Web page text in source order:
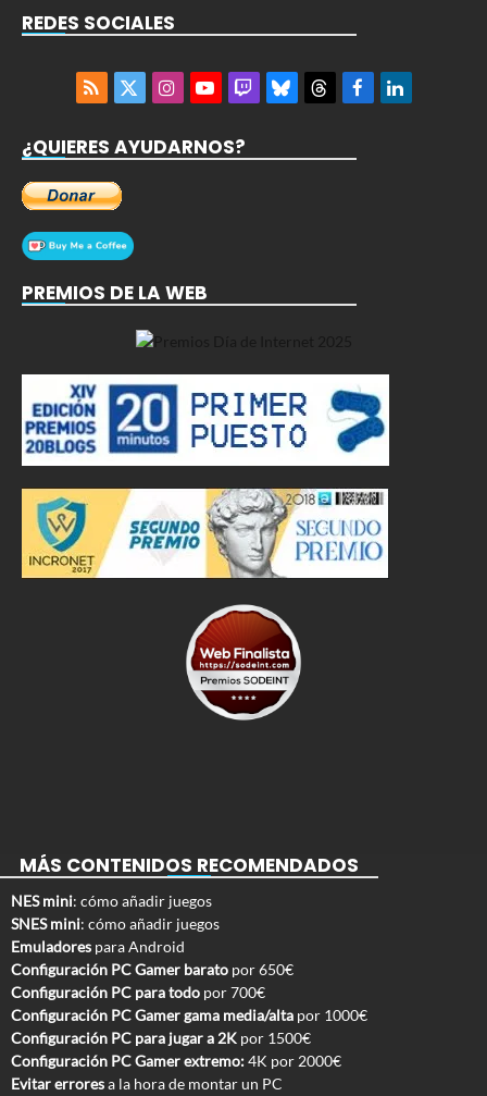
REDES SOCIALES
RSS
X
InstagramYouTubeTwitchBlueskyThreadsFacebookLinkedIn
¿QUIERES AYUDARNOS?
PREMIOS DE LA WEB
MÁS CONTENIDOS RECOMENDADOS
NES mini: cómo añadir juegos
SNES mini: cómo añadir juegos
Emuladores para Android
Configuración PC Gamer barato por 650€
Configuración PC para todo por 700€
Configuración PC Gamer gama media/alta por 1000€
Configuración PC para jugar a 2K por 1500€
Configuración PC Gamer extremo:4K por 2000€
Evitar erroresa la hora de montar un PC